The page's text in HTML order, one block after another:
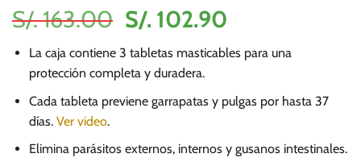
S/.163.00 El
precio
original
era:
S/.
S/. 102.90El
precio
actual
S/.
La caja contiene 3 tabletas masticables para una
protección completa y duradera.
Cada tableta previene garrapatas y pulgas por hasta 37
días. Ver video.
Elimina parásitos externos, internos y gusanos intestinales.